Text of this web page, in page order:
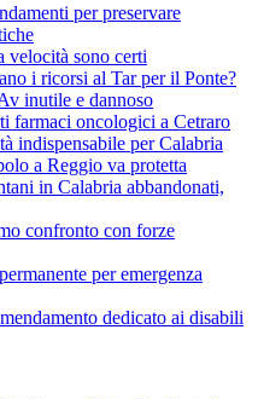
per preservare
sono certi
i ricorsi al Tar per il Ponte?
inutile e dannoso
farmaci oncologici a Cetraro
indispensabile per Calabria
a Reggio va protetta
in Calabria abbandonati,
confronto con forze
per emergenza
dedicato ai disabili